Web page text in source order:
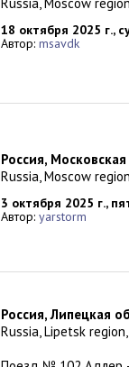
18 октября 2025 г.,
Автор: msavdk
Россия,
Russia, Moscow
3 октября 2025 г.,
Автор: yarstorm
Россия, Липецкая
Russia, Lipetsk